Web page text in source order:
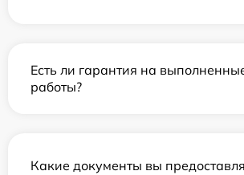
Есть ли гарантия на
работы?
Какие документы вы